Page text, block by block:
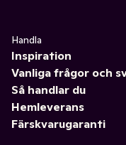
Handla
Inspiration
Vanliga frågor och
Så handlar du
Hemleverans
Färskvarugaranti